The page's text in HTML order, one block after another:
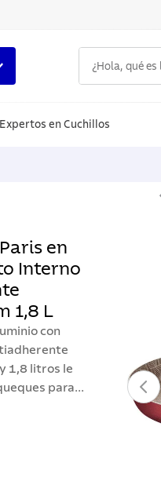
Expertos en Cuchillos
en
Interno
1,8 L
con
1,8 litros le
para...